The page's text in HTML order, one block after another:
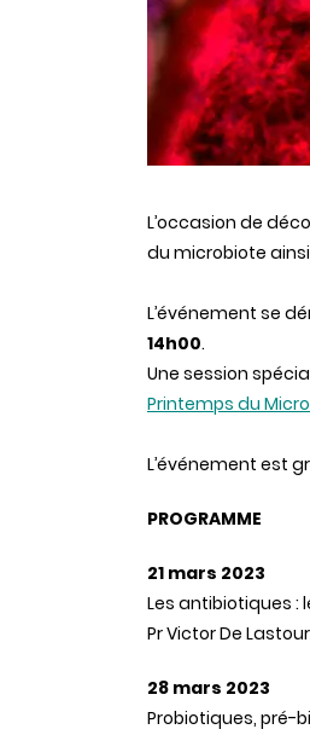
L’occasion de
du microbiote ainsi
L’événement se
14h00.
Une session
Printemps du
L’événement est
PROGRAMME
21 mars 2023
Les antibiotiques :
Pr Victor De
28 mars 2023
Probiotiques, pré-